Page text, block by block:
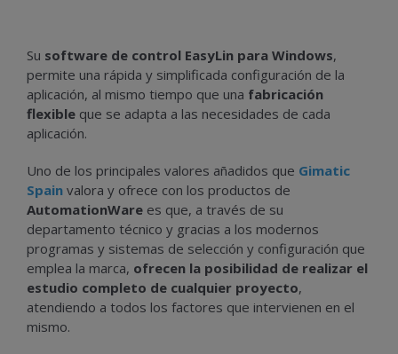
Su software de control EasyLin para Windows,
permite una rápida y simplificada configuración de la
aplicación, al mismo tiempo que una fabricación
flexible que se adapta a las necesidades de cada
aplicación.
Uno de los principales valores añadidos que Gimatic
Spain valora y ofrece con los productos de
AutomationWare es que, a través de su
departamento técnico y gracias a los modernos
programas y sistemas de selección y configuración que
emplea la marca, ofrecen la posibilidad de realizar el
estudio completo de cualquier proyecto,
atendiendo a todos los factores que intervienen en el
mismo.